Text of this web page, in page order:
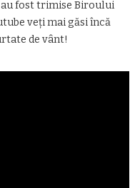
fost trimise Biroului
veți mai găsi încă
de vânt!